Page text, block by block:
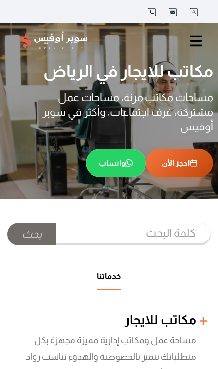
مكاتب للايجار في الرياض
مساحات مكاتب مرنة، مساحات عمل
مشتركة، غرف اجتماعات، وأكثر في سوبر
أوفيس
احجز اﻷن واتساب
بحث
خدماتنا
مكاتب للايجار
مساحة عمل ومكاتب إدارية مميزة مجهزة بكل
متطلباتك تتميز بالخصوصية والهدوء تناسب رواد